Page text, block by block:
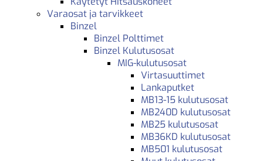
Varaosat ja tarvikkeet
Binzel
Binzel Polttimet
Binzel Kulutusosat
MIG-kulutusosat
Virtasuuttimet
Lankaputket
MB13-15 kulutusosat
MB240D kulutusosat
MB25 kulutusosat
MB36KD kulutusosat
MB501 kulutusosat